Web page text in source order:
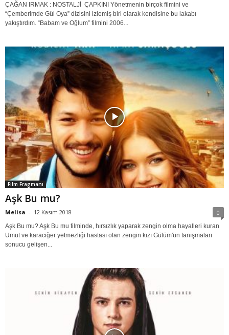
ÇAĞAN IRMAK : NOSTALJİ ÇAPKINI Yönetmenin birçok filmini ve
“Çemberimde Gül Oya” dizisini izlemiş biri olarak kendisine bu lakabı
yakıştırdım. “Babam ve Oğlum” filmini 2006...
Film Fragmanı
Aşk Bu mu?
Melisa - 12 Kasım 2018 0
Aşk Bu mu? Aşk Bu mu filminde, hırsızlık yaparak zengin olma hayalleri kuran
Umut ve karaciğer yetmezliği hastası olan zengin kızı Gülüm'ün tanışmaları
sonucu gelişen...